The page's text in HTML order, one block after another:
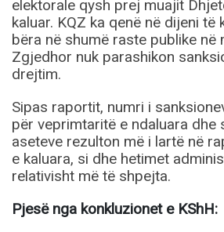
elektorale qysh prej muajit
kaluar. KQZ ka qenë në dijeni të
bëra në shumë raste publike në
Zgjedhor nuk parashikon
drejtim.
Sipas raportit, numri i
për veprimtaritë e ndaluara dhe
aseteve rezulton më i lartë në
e kaluara, si dhe hetimet
relativisht më të shpejta.
Pjesë nga konkluzionet e KShH: